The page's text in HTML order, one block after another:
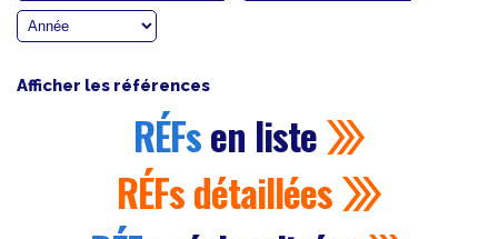
Afficher les références
RÉFsen liste
RÉFsdétaillées